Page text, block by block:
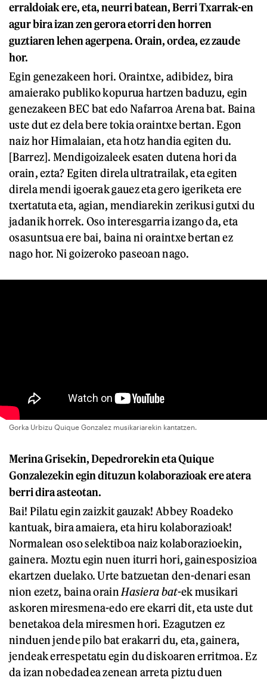
erraldoiak ere, eta, neurri batean, Berri Txarrak-en
agur bira izan zen gerora etorri den horren
guztiaren lehen agerpena. Orain, ordea, ez zaude
hor.
Egin genezakeen hori. Oraintxe, adibidez, bira
amaierako publiko kopurua hartzen baduzu, egin
genezakeen BEC bat edo Nafarroa Arena bat. Baina
uste dut ez dela bere tokia oraintxe bertan. Egon
naiz hor Himalaian, eta hotz handia egiten du.
[Barrez]. Mendigoizaleek esaten dutena hori da
orain, ezta? Egiten direla ultratrailak, eta egiten
direla mendi igoerak gauez eta gero igeriketa ere
txertatuta eta, agian, mendiarekin zerikusi gutxi du
jadanik horrek. Oso interesgarria izango da, eta
osasuntsua ere bai, baina ni oraintxe bertan ez
nago hor. Ni goizeroko paseoan nago.
Gorka Urbizu Quique Gonzalez musikariarekin kantatzen.
Merina Grisekin, Depedrorekin eta Quique
Gonzalezekin egin dituzun kolaborazioak ere atera
berri dira asteotan.
Bai! Pilatu egin zaizkit gauzak! Abbey Roadeko
kantuak, bira amaiera, eta hiru kolaborazioak!
Normalean oso selektiboa naiz kolaborazioekin,
gainera. Moztu egin nuen iturri hori, gainesposizioa
ekartzen duelako. Urte batzuetan den-denari esan
nion ezetz, baina orain Hasiera bat-ek musikari
askoren miresmena-edo ere ekarri dit, eta uste dut
benetakoa dela miresmen hori. Ezagutzen ez
ninduen jende pilo bat erakarri du, eta, gainera,
jendeak errespetatu egin du diskoaren erritmoa. Ez
da izan nobedadea zenean arreta piztu duen